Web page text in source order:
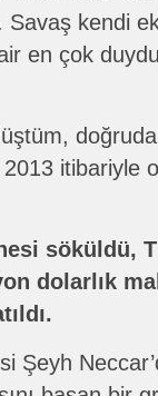
kendi
en çok
itibariyle
söküldü,
dolarlık
Şeyh